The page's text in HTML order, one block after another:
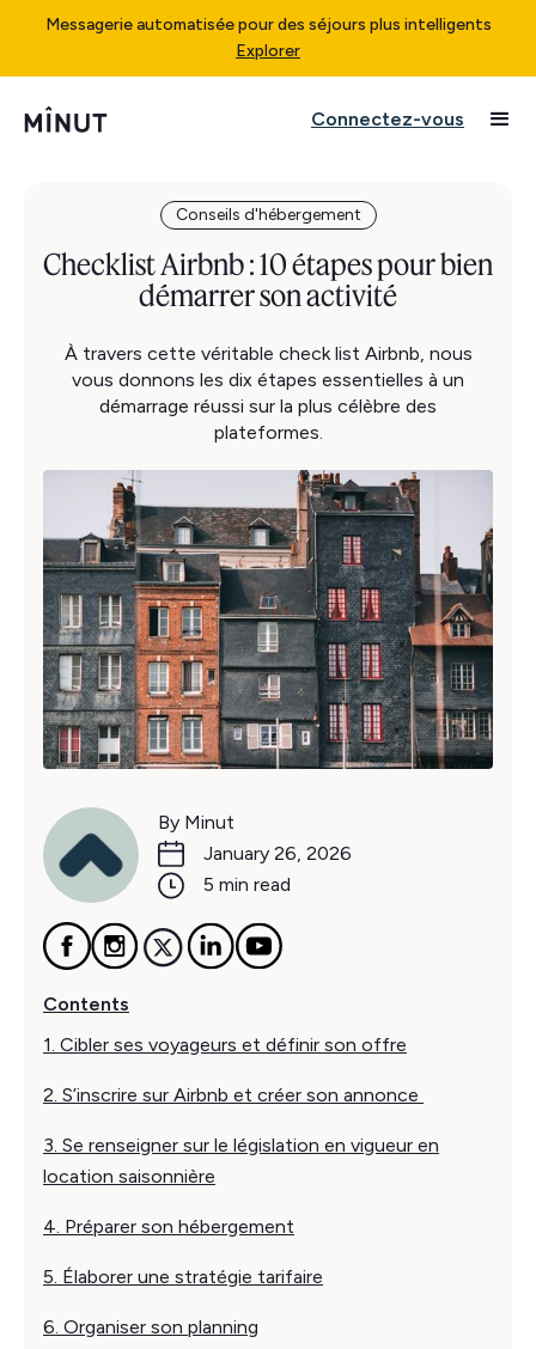
Messagerie automatisée pour des séjours plus intelligents
Explorer
Connectez-vous
Conseils d'hébergement
Checklist Airbnb : 10 étapes pour bien
démarrer son activité
À travers cette véritable check list Airbnb, nous
vous donnons les dix étapes essentielles à un
démarrage réussi sur la plus célèbre des
plateformes.
By Minut
January 26, 2026
5 min read
Contents
1. Cibler ses voyageurs et définir son offre
2. S’inscrire sur Airbnb et créer son annonce
3. Se renseigner sur le législation en vigueur en
location saisonnière
4. Préparer son hébergement
5. Élaborer une stratégie tarifaire
6. Organiser son planning